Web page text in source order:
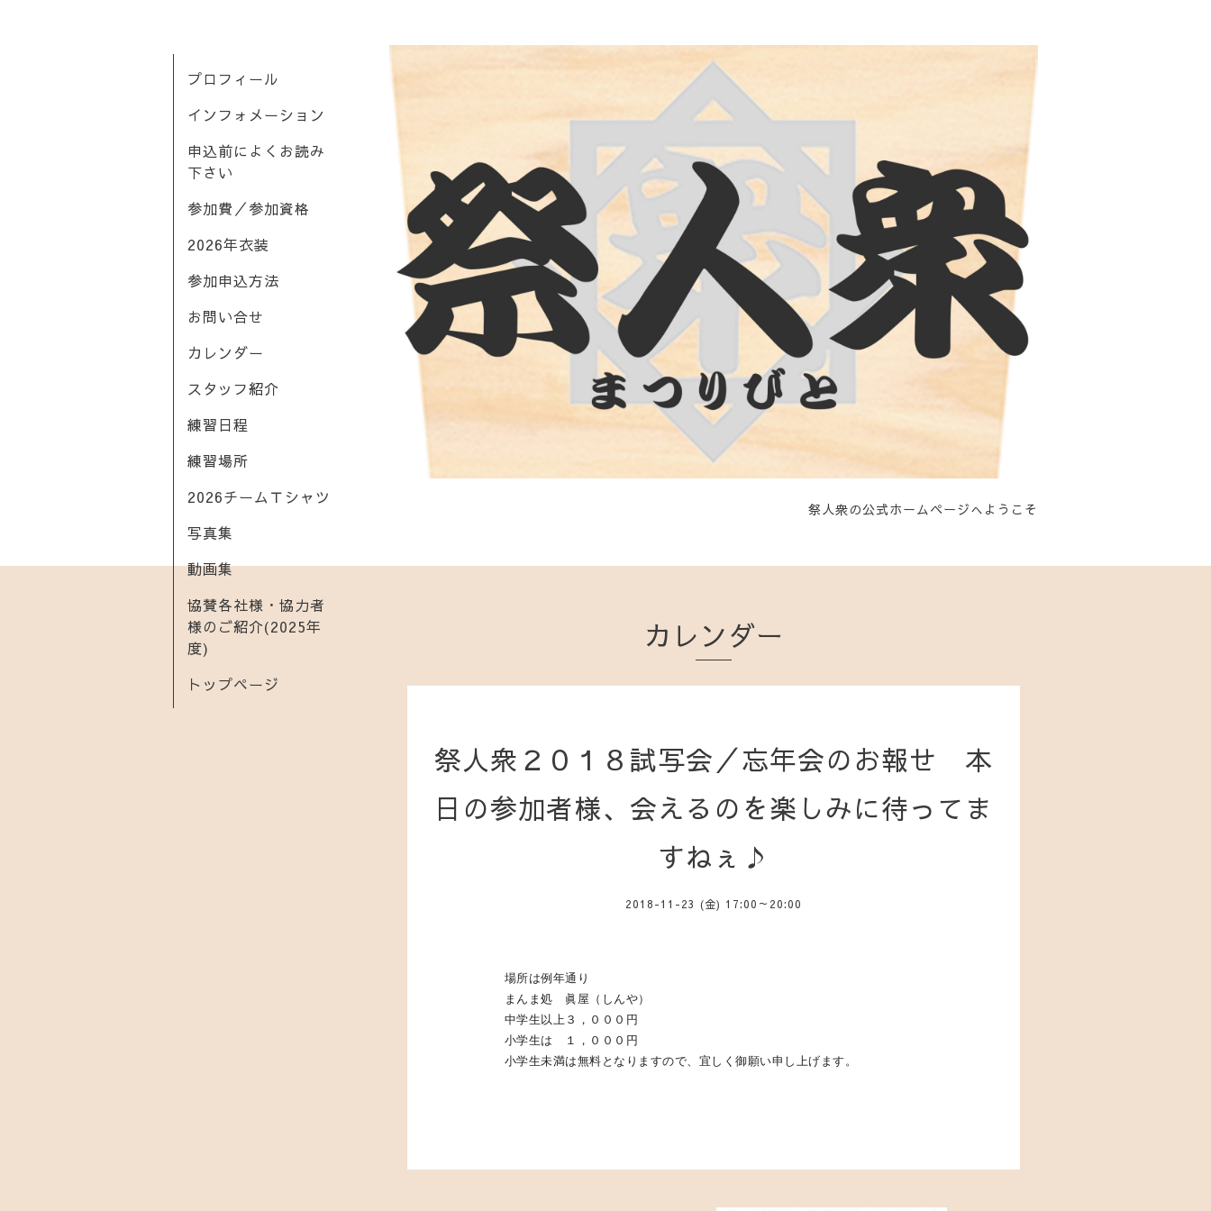
祭人衆の公式ホームページへようこそ
プロフィール
インフォメーション
申込前によくお読み
下さい
参加費／参加資格
2026年衣装
参加申込方法
お問い合せ
カレンダー
スタッフ紹介
練習日程
練習場所
2026チームＴシャツ
写真集
動画集
協賛各社様・協力者
様のご紹介(2025年
度)
トップページ
カレンダー
祭人衆２０１８試写会／忘年会のお報せ 本
日の参加者様、会えるのを楽しみに待ってま
すねぇ♪
2018-11-23 (金) 17:00～20:00
場所は例年通り
まんま処 眞屋（しんや）
中学生以上３，０００円
小学生は １，０００円
小学生未満は無料となりますので、宜しく御願い申し上げます。